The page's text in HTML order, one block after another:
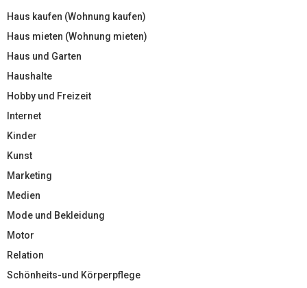
Haus kaufen (Wohnung kaufen)
Haus mieten (Wohnung mieten)
Haus und Garten
Haushalte
Hobby und Freizeit
Internet
Kinder
Kunst
Marketing
Medien
Mode und Bekleidung
Motor
Relation
Schönheits-und Körperpflege